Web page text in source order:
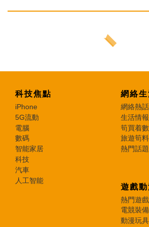
科技焦點
iPhone
5G流動
電腦
數碼
智能家居
科技
汽車
人工智能
網絡
網絡熱話
生活情報
筍買着數
旅遊筍料
熱門話題
遊戲動
熱門遊戲
電競裝備
動漫玩具